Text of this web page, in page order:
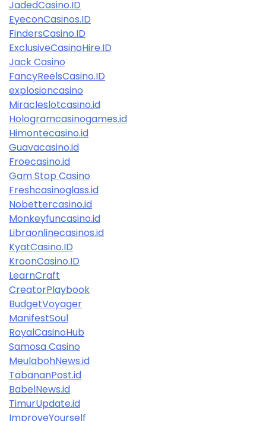
JadedCasino.ID
EyeconCasinos.ID
FindersCasino.ID
ExclusiveCasinoHire.ID
Jack Casino
FancyReelsCasino.ID
explosioncasino
Miracleslotcasino.id
Hologramcasinogames.id
Himontecasino.id
Guavacasino.id
Froecasino.id
Gam Stop Casino
Freshcasinoglass.id
Nobettercasino.id
Monkeyfuncasino.id
Libraonlinecasinos.id
KyatCasino.ID
KroonCasino.ID
LearnCraft
CreatorPlaybook
BudgetVoyager
ManifestSoul
RoyalCasinoHub
Samosa Casino
MeulabohNews.id
TabananPost.id
BabelNews.id
TimurUpdate.id
ImproveYourself